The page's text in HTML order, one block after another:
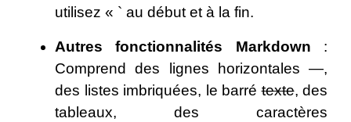
utilisez « ` au début et à la fin.
Autres fonctionnalités Markdown :
Comprend des lignes horizontales —,
des listes imbriquées, le barrétexte, des
tableaux, des caractères